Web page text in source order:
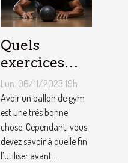
Quels
exercices
pouvez-vous
faire avec un
ballon de
gym ?
Lun. 06/11/2023 19h
Avoir un ballon de gym
est une très bonne
chose. Cependant, vous
devez savoir à quelle fin
l’utiliser avant...